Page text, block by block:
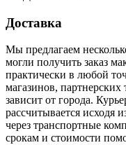
Доставка
Мы предлагаем
могли получить заказ
практически в любой
магазинов,
зависит от города.
рассчитывается исходя
через транспортные
срокам и стоимости